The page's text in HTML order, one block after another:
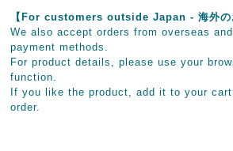
【For customers outside Japan - 海外の
We also accept orders from overseas
payment methods.
For product details, please use your
function.
If you like the product, add it to your
order.